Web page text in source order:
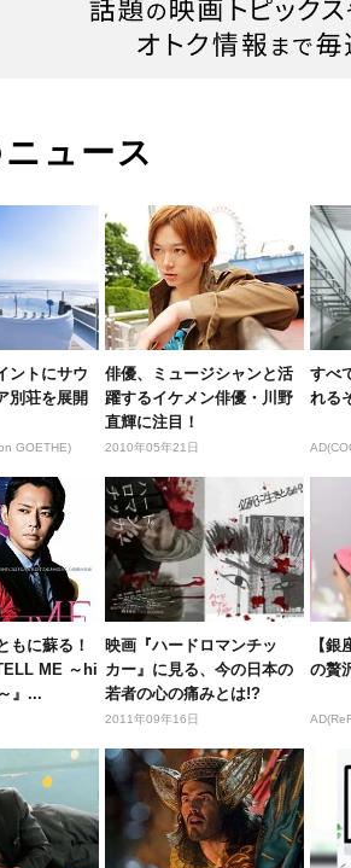
ュース
ントにサウ
別荘を展開
GOETHE)
俳優、ミュージシャンと活
躍するイケメン俳優・川野
直輝に注目！
2010年05年21日
すべ
れる
もに蘇る！
ME ～hi
』...
映画『ハードロマンチッ
カー』に見る、今の日本の
若者の心の痛みとは!?
2011年09年16日
【
の贅